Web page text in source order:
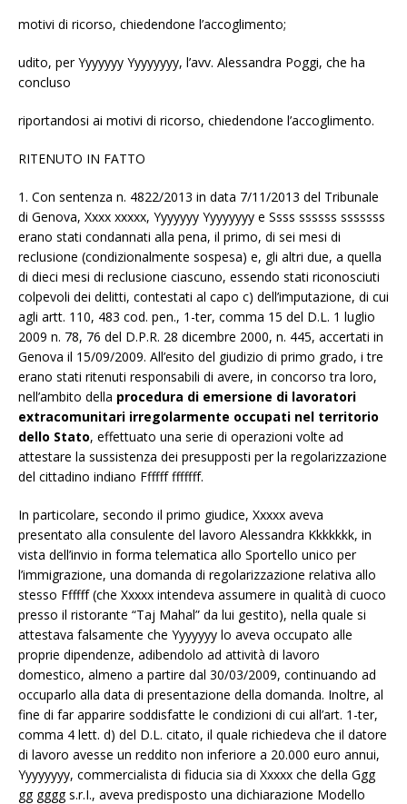
motivi di ricorso, chiedendone l’accoglimento;
udito, per Yyyyyyy Yyyyyyyy, l’avv. Alessandra Poggi, che ha
concluso
riportandosi ai motivi di ricorso, chiedendone l’accoglimento.
RITENUTO IN FATTO
1. Con sentenza n. 4822/2013 in data 7/11/2013 del Tribunale
di Genova, Xxxx xxxxx, Yyyyyyy Yyyyyyyy e Ssss ssssss sssssss
erano stati condannati alla pena, il primo, di sei mesi di
reclusione (condizionalmente sospesa) e, gli altri due, a quella
di dieci mesi di reclusione ciascuno, essendo stati riconosciuti
colpevoli dei delitti, contestati al capo c) dell’imputazione, di cui
agli artt. 110, 483 cod. pen., 1-ter, comma 15 del D.L. 1 luglio
2009 n. 78, 76 del D.P.R. 28 dicembre 2000, n. 445, accertati in
Genova il 15/09/2009. All’esito del giudizio di primo grado, i tre
erano stati ritenuti responsabili di avere, in concorso tra loro,
nell’ambito della procedura di emersione di lavoratori
extracomunitari irregolarmente occupati nel territorio
dello Stato, effettuato una serie di operazioni volte ad
attestare la sussistenza dei presupposti per la regolarizzazione
del cittadino indiano Ffffff fffffff.
In particolare, secondo il primo giudice, Xxxxx aveva
presentato alla consulente del lavoro Alessandra Kkkkkkk, in
vista dell’invio in forma telematica allo Sportello unico per
l’immigrazione, una domanda di regolarizzazione relativa allo
stesso Ffffff (che Xxxxx intendeva assumere in qualità di cuoco
presso il ristorante “Taj Mahal” da lui gestito), nella quale si
attestava falsamente che Yyyyyyy lo aveva occupato alle
proprie dipendenze, adibendolo ad attività di lavoro
domestico, almeno a partire dal 30/03/2009, continuando ad
occuparlo alla data di presentazione della domanda. Inoltre, al
fine di far apparire soddisfatte le condizioni di cui all’art. 1-ter,
comma 4 lett. d) del D.L. citato, il quale richiedeva che il datore
di lavoro avesse un reddito non inferiore a 20.000 euro annui,
Yyyyyyyy, commercialista di fiducia sia di Xxxxx che della Ggg
gg gggg s.r.I., aveva predisposto una dichiarazione Modello